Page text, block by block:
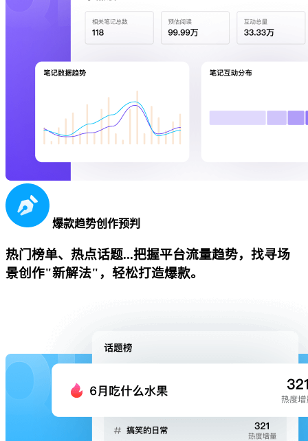
爆款趋势创作预判
热门榜单、热点话题...把握平台流量趋势，找寻场
景创作"新解法"，轻松打造爆款。